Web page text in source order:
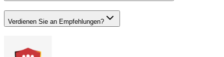
Verdienen Sie an Empfehlungen?